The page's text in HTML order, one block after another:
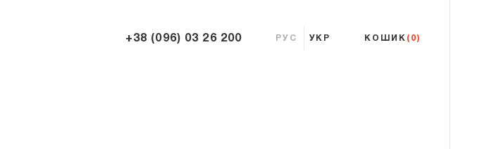
+38 (096) 03 26 200 РУС УКР КОШИК (0)